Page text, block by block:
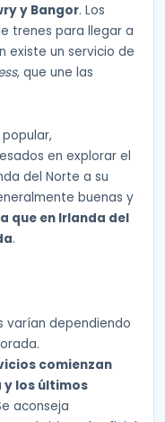
y Bangor. Los
trenes para llegar a
existe un servicio de
, que une las
en explorar el
del Norte a su
buenas y
que en Irlanda del
.
varían dependiendo
comienzan
y los últimos
aconseja